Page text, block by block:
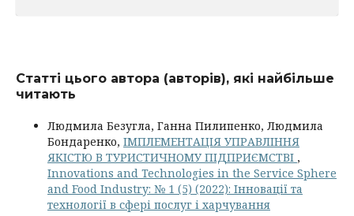
Статті цього автора (авторів), які найбільше
читають
Людмила Безугла, Ганна Пилипенко, Людмила
Бондаренко, ІМПЛЕМЕНТАЦІЯ УПРАВЛІННЯ
ЯКІСТЮ В ТУРИСТИЧНОМУ ПІДПРИЄМСТВІ ,
Innovations and Technologies in the Service Sphere
and Food Industry: № 1 (5) (2022): Інновації та
технології в сфері послуг і харчування